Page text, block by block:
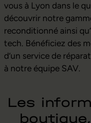
vous à Lyon dans le
découvrir notre
reconditionné ainsi
tech. Bénéficiez des
d’un service de
à notre équipe SAV.
Les